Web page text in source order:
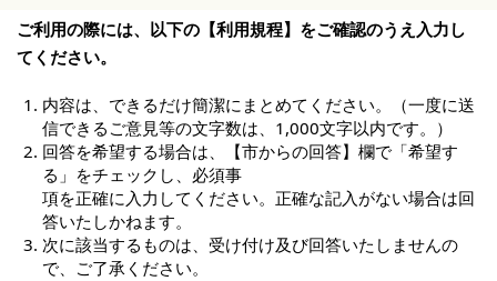
ご利用の際には、以下の【利用規程】をご確認のうえ入力し
てください。
内容は、できるだけ簡潔にまとめてください。（一度に送
信できるご意見等の文字数は、1,000文字以内です。）
回答を希望する場合は、【市からの回答】欄で「希望す
る」をチェックし、必須事
項を正確に入力してください。正確な記入がない場合は回
答いたしかねます。
次に該当するものは、受け付け及び回答いたしませんの
で、ご了承ください。